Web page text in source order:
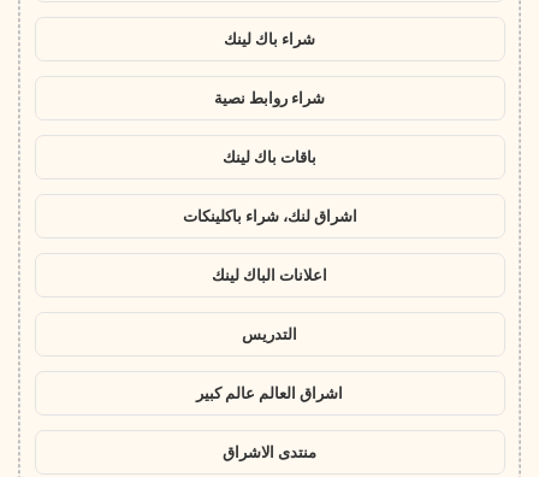
شراء باك لينك
شراء روابط نصية
باقات باك لينك
اشراق لنك، شراء باكلينكات
اعلانات الباك لينك
التدريس
اشراق العالم عالم كبير
منتدى الاشراق